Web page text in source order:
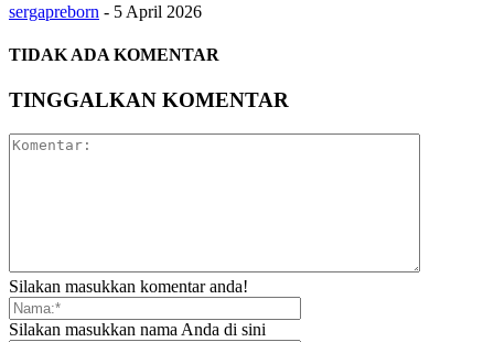
sergapreborn - 5 April 2026
TIDAK ADA KOMENTAR
TINGGALKAN KOMENTAR
Silakan masukkan komentar anda!
Silakan masukkan nama Anda di sini